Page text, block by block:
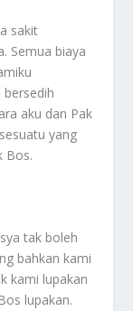
sakit
Semua biaya
aku dan Pak
yang
Bos.
tak boleh
bahkan kami
kami lupakan
lupakan.